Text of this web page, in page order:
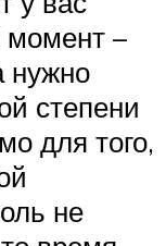
–
нужно
степени
для того,
не